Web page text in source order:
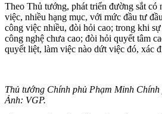
Theo Thủ tướng, phát triển đường sắt có
việc, nhiều hạng mục, với mức đầu tư
công việc nhiều, đòi hỏi cao; trong khi
công nghệ chưa cao; đòi hỏi quyết tâm
quyết liệt, làm việc nào dứt việc đó, xác
Thủ tướng Chính phủ Phạm Minh Chính
Ảnh: VGP.